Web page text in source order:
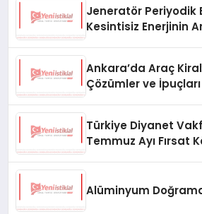
Jeneratör Periyodik
Kesintisiz Enerjinin
Ankara’da Araç
Çözümler ve İpuçları
Türkiye Diyanet Vakfı
Temmuz Ayı Fırsat
Alüminyum